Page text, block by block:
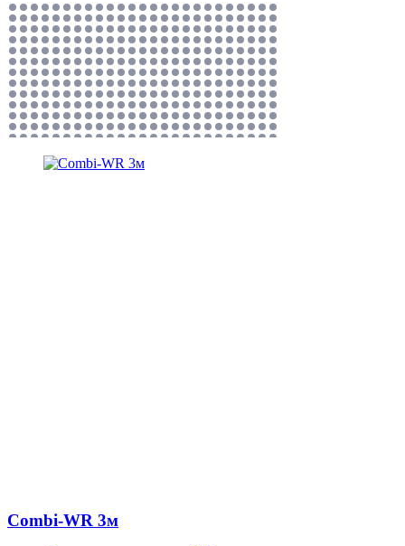
Combi-WR 3м